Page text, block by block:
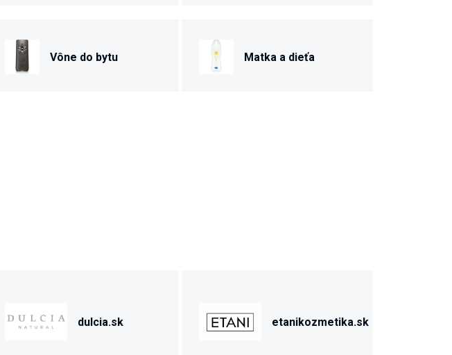
Vône do bytu Matka a dieťa
dulcia.sk etanikozmetika.sk